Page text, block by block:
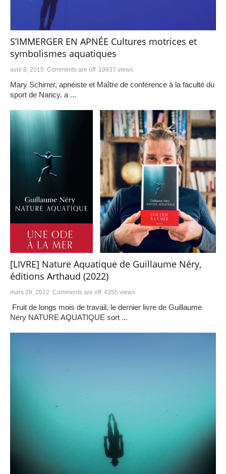
S’IMMERGER EN APNÉE Cultures motrices et
symbolismes aquatiques
avril 8, 2015 Comments are off 19937 views
Mary Schirrer, apnéiste et Maître de conférence à la faculté du
sport de Nancy, a ...
[LIVRE] Nature Aquatique de Guillaume Néry,
éditions Arthaud (2022)
mars 29, 2022 Comments are off 4355 views
Fruit de longs mois de travail, le dernier livre de Guillaume
Néry NATURE AQUATIQUE sort ...